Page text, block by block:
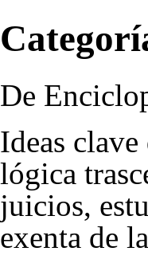
De
Ideas clave
lógica
juicios,
exenta de la